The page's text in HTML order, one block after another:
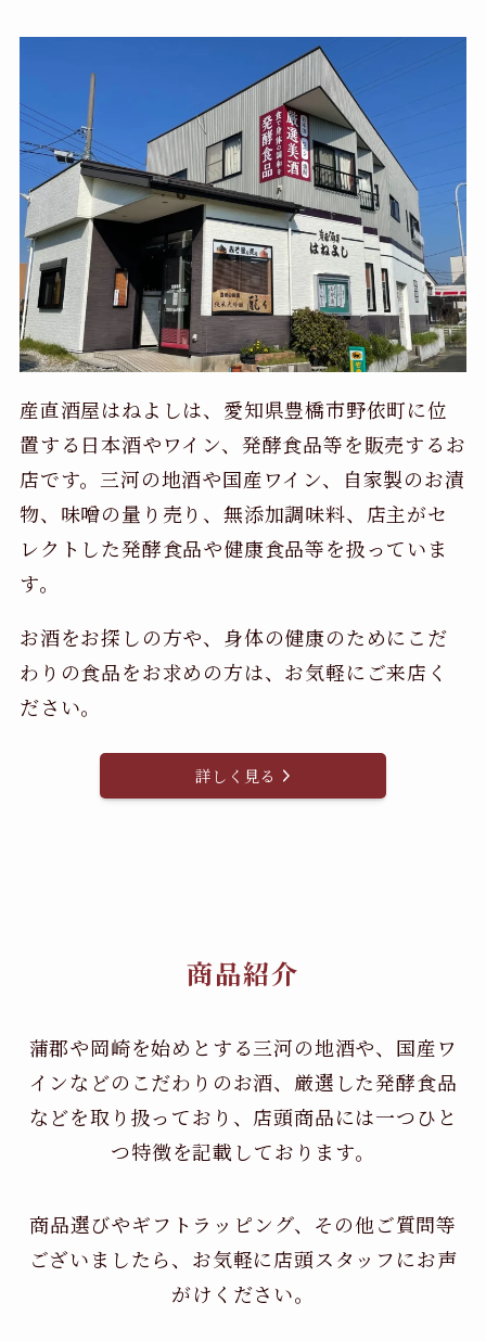
産直酒屋はねよしは、愛知県豊橋市野依町に位
置する日本酒やワイン、発酵食品等を販売するお
店です。三河の地酒や国産ワイン、自家製のお漬
物、味噌の量り売り、無添加調味料、店主がセ
レクトした発酵食品や健康食品等を扱っていま
す。
お酒をお探しの方や、身体の健康のためにこだ
わりの食品をお求めの方は、お気軽にご来店く
ださい。
詳しく見る
商品紹介
蒲郡や岡崎を始めとする三河の地酒や、国産ワ
インなどのこだわりのお酒、 厳選した発酵食品
などを取り扱っており、店頭商品には一つひと
つ特徴を記載しております。
商品選びやギフトラッピング、その他ご質問等
ございましたら、お気軽に店頭スタッフにお声
がけください。